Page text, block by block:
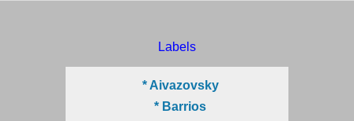
Labels
* Aivazovsky
* Barrios